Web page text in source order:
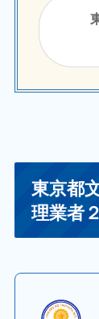
東京都
理業者